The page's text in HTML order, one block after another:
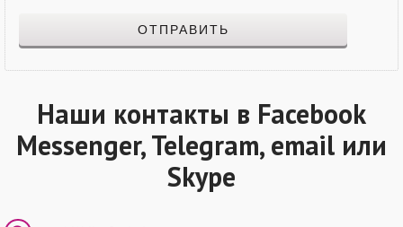
ОТПРАВИТЬ
Наши контакты в Facebook
Messenger, Telegram, email или
Skype